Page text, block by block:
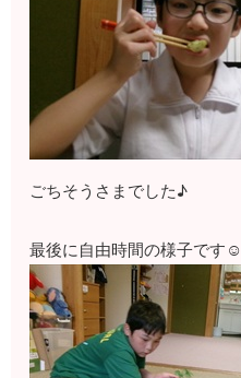
ごちそうさまでした♪
最後に自由時間の様子です☺️